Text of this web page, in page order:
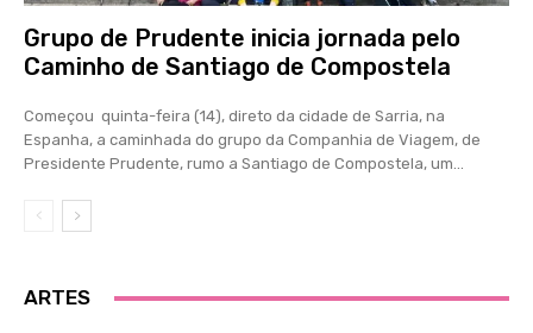
Grupo de Prudente inicia jornada pelo
Caminho de Santiago de Compostela
Começou quinta-feira (14), direto da cidade de Sarria, na
Espanha, a caminhada do grupo da Companhia de Viagem, de
Presidente Prudente, rumo a Santiago de Compostela, um...
ARTES